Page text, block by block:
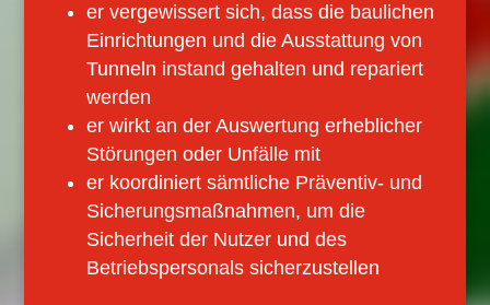
er vergewissert sich, dass die baulichen
Einrichtungen und die Ausstattung von
Tunneln instand gehalten und repariert
werden
er wirkt an der Auswertung erheblicher
Störungen oder Unfälle mit
er koordiniert sämtliche Präventiv- und
Sicherungsmaßnahmen, um die
Sicherheit der Nutzer und des
Betriebspersonals sicherzustellen